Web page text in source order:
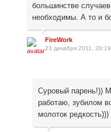
большинстве
необходимы. А то и
FireWork
23 декабря 2011, 20:19
Суровый парень!))
работаю, зубилом
молоток редкость)))